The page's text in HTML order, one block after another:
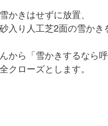
かきはせずに放置、
入り人工芝2面の雪かき
から「雪かきするなら
クローズとします。